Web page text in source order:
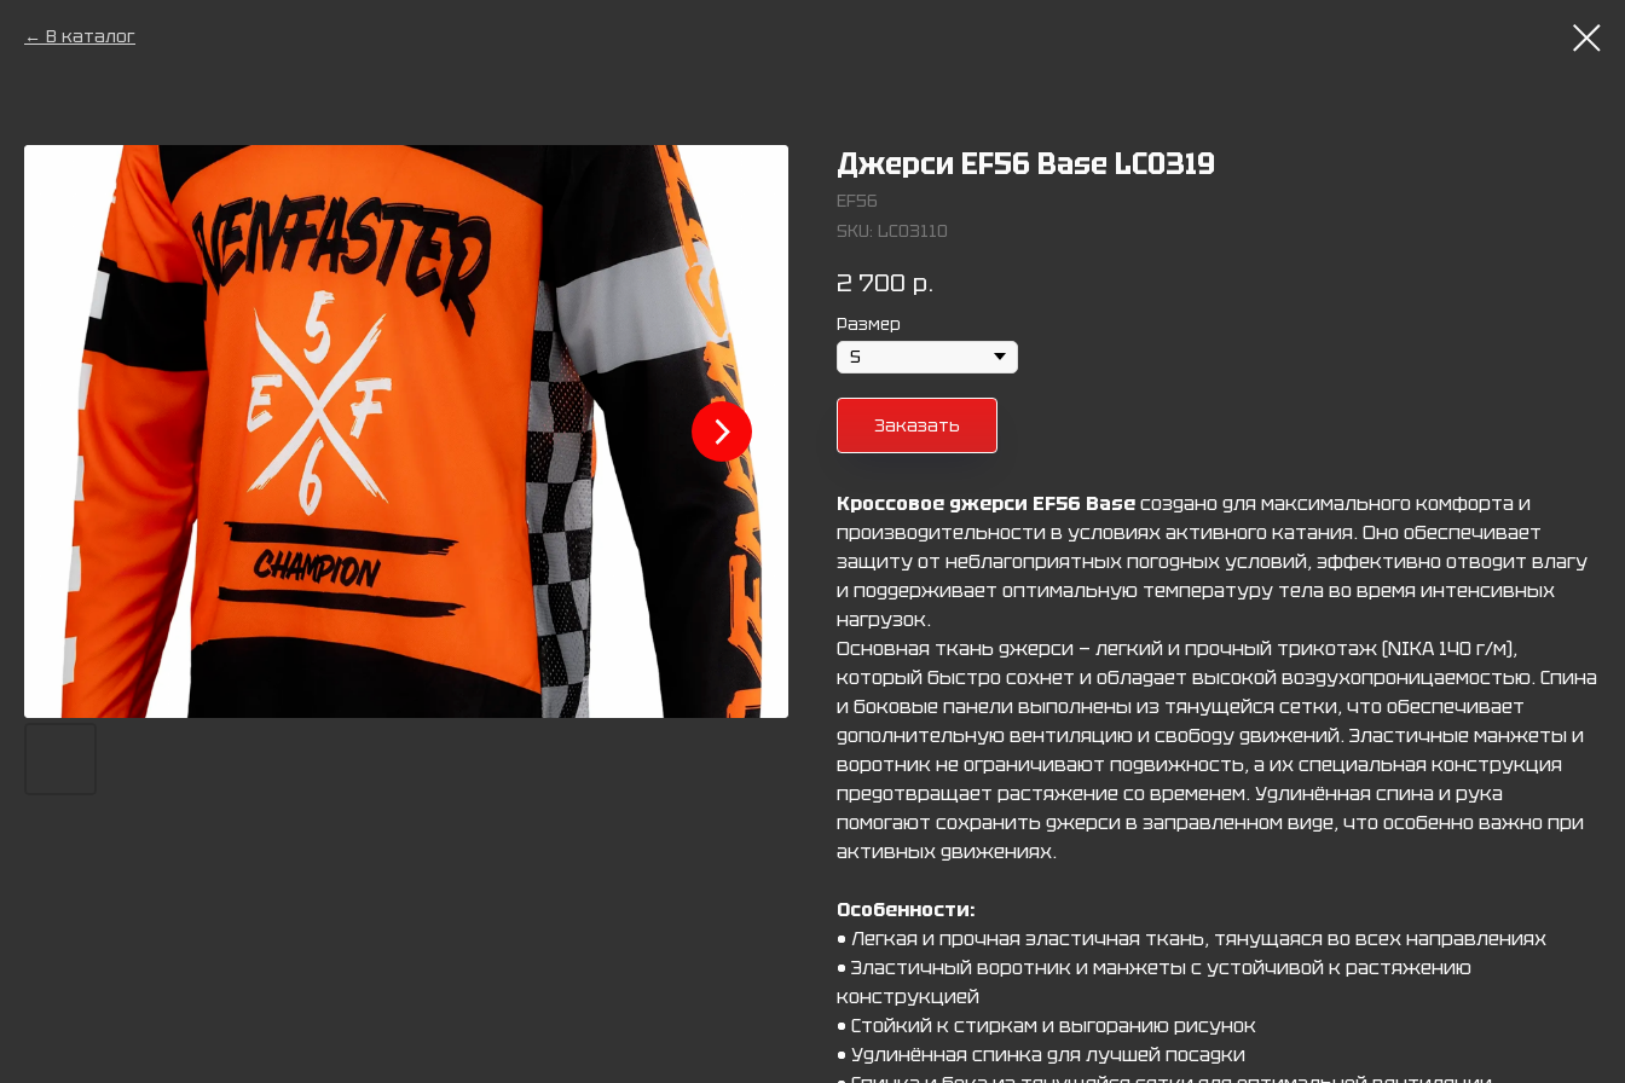
В каталог
Джерси EF56 Base LC0319
EF56
SKU: LC03110
2 700 р.
Размер
Заказать
Кроссовое джерси EF56 Baseсоздано для максимального комфорта и
производительности в условиях активного катания. Оно обеспечивает
защиту от неблагоприятных погодных условий, эффективно отводит влагу
и поддерживает оптимальную температуру тела во время интенсивных
нагрузок.
Основная ткань джерси — легкий и прочный трикотаж (NIKA 140 г/м),
который быстро сохнет и обладает высокой воздухопроницаемостью. Спина
и боковые панели выполнены из тянущейся сетки, что обеспечивает
дополнительную вентиляцию и свободу движений. Эластичные манжеты и
воротник не ограничивают подвижность, а их специальная конструкция
предотвращает растяжение со временем. Удлинённая спина и рука
помогают сохранить джерси в заправленном виде, что особенно важно при
активных движениях.
Особенности:
• Легкая и прочная эластичная ткань, тянущаяся во всех направлениях
• Эластичный воротник и манжеты с устойчивой к растяжению
конструкцией
• Стойкий к стиркам и выгоранию рисунок
• Удлинённая спинка для лучшей посадки